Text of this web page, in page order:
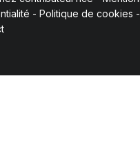
- Politique de cookies -